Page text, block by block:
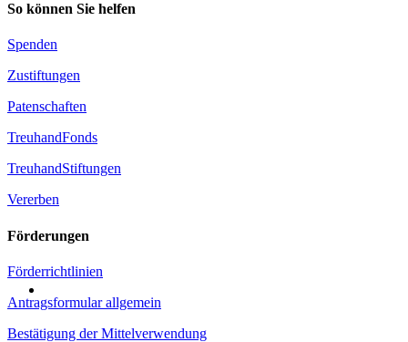
So können Sie helfen
Spenden
Zustiftungen
Patenschaften
TreuhandFonds
TreuhandStiftungen
Vererben
Förderungen
Förderrichtlinien
Antragsformular allgemein
Bestätigung der Mittelverwendung